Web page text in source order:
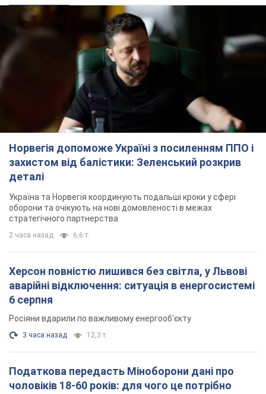
захистом від балістики: Зеленський розкрив
деталі
Україна та Норвегія координують подальші кроки у сфері
оборони та очікують на нові домовленості в межах
стратегічного партнерства
6,6 т.
Херсон повністю лишився без світла, у Львові
аварійні відключення: ситуація в енергосистемі
6 серпня
Росіяни вдарили по важливому енергооб'єкту
3 часа назад
Податкова передасть Міноборони дані про
чоловіків 18-60 років: для чого це потрібно
час назад 3,2 т.